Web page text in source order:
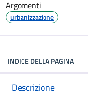
Argomenti
urbanizzazione
INDICE DELLA PAGINA
Descrizione